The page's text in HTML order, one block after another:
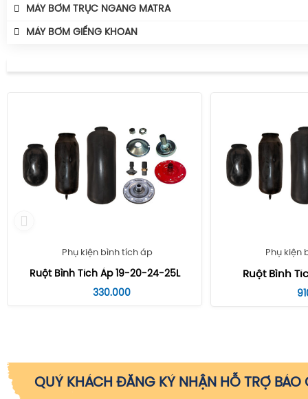
MÁY BƠM TRỤC NGANG MATRA
MÁY BƠM GIẾNG KHOAN
Phụ kiện bình tích áp
Ruột Bình Tích Áp 19-20-24-25L
330.000
Phụ kiện
Ruột Bình
QUÝ KHÁCH ĐĂNG KÝ NHẬN HỖ TRỢ BÁO